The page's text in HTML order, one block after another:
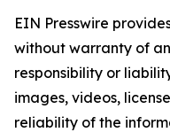
EIN Presswire
without warranty of
responsibility or
images, videos,
reliability of the